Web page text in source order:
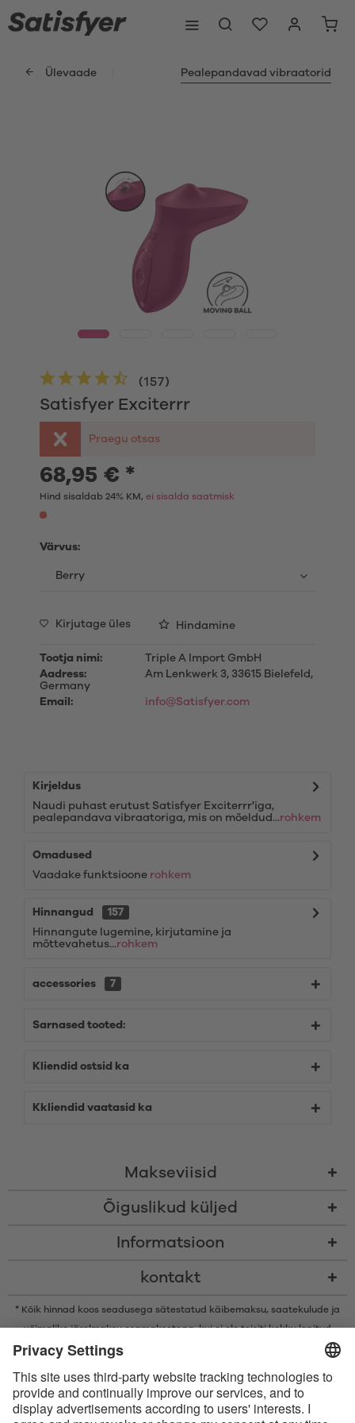
Ülevaade Pealepandavad vibraatorid
Satisfyer Exciterrr
(157)
Praegu otsas
68,95 € *
Hind sisaldab 24% KM, ei sisalda saatmisk
Värvus:
Kirjutage üles Hindamine
Tootja nimi:
Triple A Import GmbH
Aadress:
Am Lenkwerk 3, 33615 Bielefeld,
Germany
Email:
info@Satisfyer.com
Kirjeldus
Naudi puhast erutust Satisfyer Exciterrr'iga,
pealepandava vibraatoriga, mis on mõeldud...rohkem
Omadused
Vaadake funktsioone rohkem
Hinnangud
157
Hinnangute lugemine, kirjutamine ja
mõttevahetus...rohkem
accessories 7
Sarnased tooted:
Kliendid ostsid ka
Kkliendid vaatasid ka
Makseviisid
Õiguslikud küljed
Informatsioon
kontakt
* Kõik hinnad koos seadusega sätestatud käibemaksu, saatekulude ja
võimalike järelmaksu osamaksetega, kui ei ole teisiti kokku lepitud
* Bluetooth®-i sõnamärk ja logod on ettevõtte Bluetooth SIG, Inc.
litsentsi alusel.
Apple, Apple‘i logo ja Apple Watch on ettevõtte Apple Inc. kaubamärgid.